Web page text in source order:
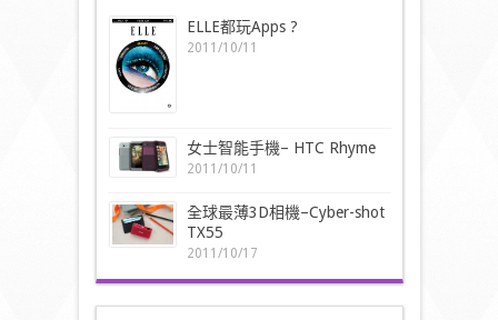
ELLE都玩Apps ?
2011/10/11
女士智能手機– HTC Rhyme
2011/10/11
全球最薄3D相機–Cyber-shot
TX55
2011/10/17